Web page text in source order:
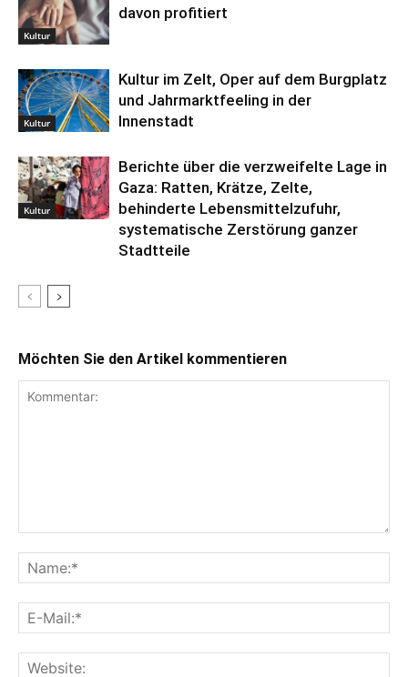
Kultur
davon profitiert
Kultur
Kultur im Zelt, Oper auf dem Burgplatz
und Jahrmarktfeeling in der
Innenstadt
Kultur
Berichte über die verzweifelte Lage in
Gaza: Ratten, Krätze, Zelte,
behinderte Lebensmittelzufuhr,
systematische Zerstörung ganzer
Stadtteile
Möchten Sie den Artikel kommentieren